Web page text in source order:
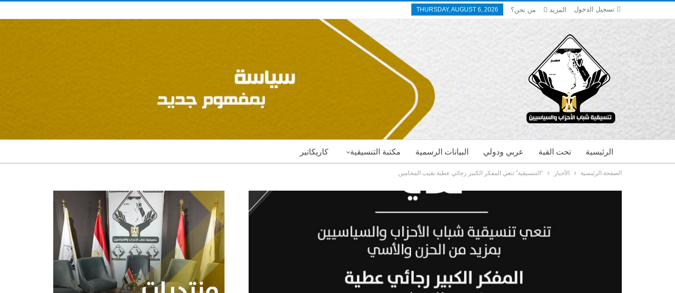
تسجيل الدخول THURSDAY, AUGUST 6, 2026 من نحن؟ المزيد
كاريكاتير مكتبة التنسيقية البيانات الرسمية عربي ودولي تحت القبة الرئيسية
الصفحة الرئيسية الأخبار “التنسيقية” تنعي المفكر الكبير رجائي عطية نقيب المحامين